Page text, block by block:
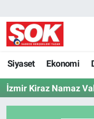
Siyaset Ekonomi
İzmir Kiraz Namaz
GÜNDEM
DÜNYA
SPOR
Nöbetçi Eczaneler
Hava Durumu
İstanbul Namaz